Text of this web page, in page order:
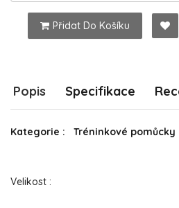
Přidat Do Košíku
Popis Specifikace
Kategorie : Tréninkové pomůcky
Velikost :